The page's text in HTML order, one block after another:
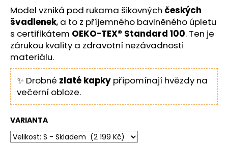
Model vzniká pod rukama šikovných českých
švadlenek, a to z příjemného bavlněného úpletu
s certifikátem OEKO-TEX® Standard 100. Ten je
zárukou kvality a zdravotní nezávadnosti
materiálu.
✨ Drobné zlaté kapky připomínají hvězdy na
večerní obloze.
VARIANTA